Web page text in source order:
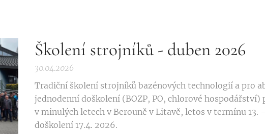
Školení strojníků - duben 2026
30.04.2026
Tradiční školení strojníků bazénových technologií a pro
jednodenní doškolení (BOZP, PO, chlorové hospodářství)
v minulých letech v Berouně v Litavě, letos v termínu 13.
doškolení 17.4. 2026.